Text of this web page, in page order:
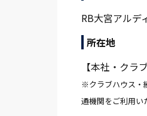
RB大宮アルデ
所在地
【本社・ク
※クラブハウス・
通機関をご利用い